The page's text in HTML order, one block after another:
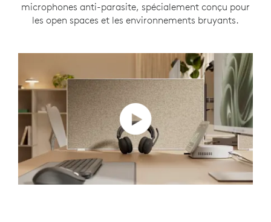
microphones anti-parasite, spécialement conçu pour
les open spaces et les environnements bruyants.